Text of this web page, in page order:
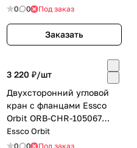
0 0 Под заказ
Заказать
3 220 ₽/шт
Двухсторонний угловой
кран с фланцами Essco
Orbit ORB-CHR-105067
Хром
Essco Orbit
0 0 Под заказ